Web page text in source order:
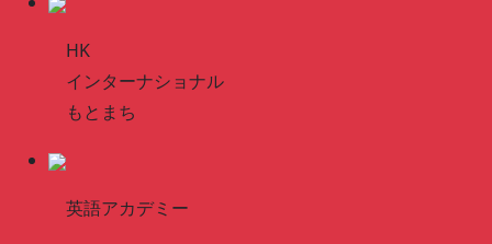
HK
インターナショナル
もとまち
英語アカデミー